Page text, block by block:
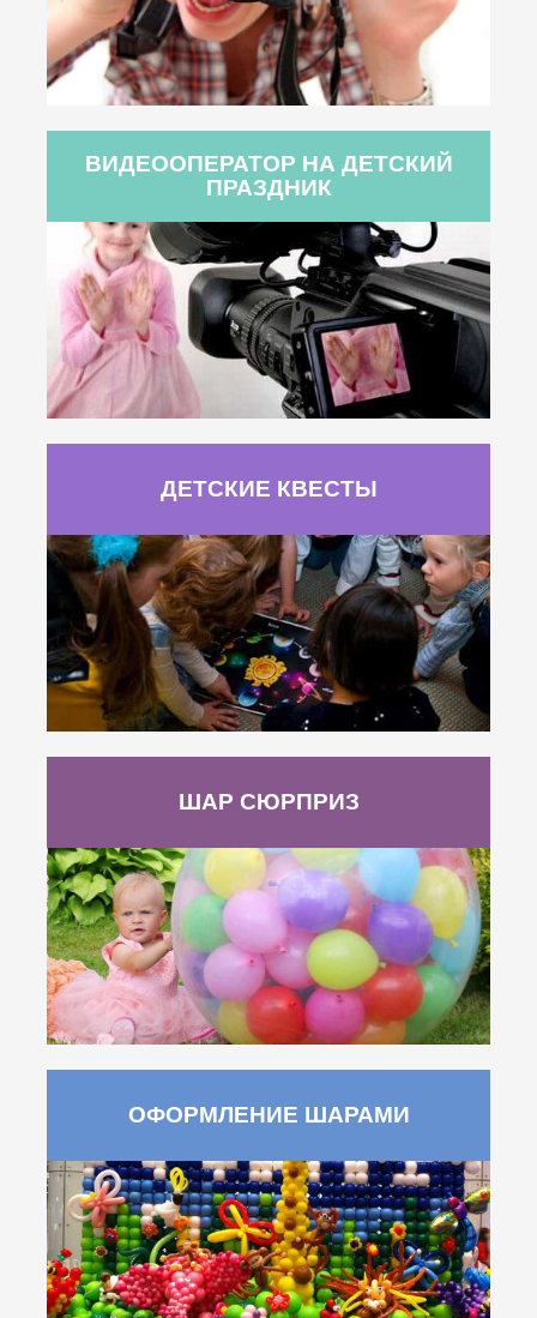
ВИДЕООПЕРАТОР НА ДЕТСКИЙ
ПРАЗДНИК
ДЕТСКИЕ КВЕСТЫ
ШАР СЮРПРИЗ
ОФОРМЛЕНИЕ ШАРАМИ